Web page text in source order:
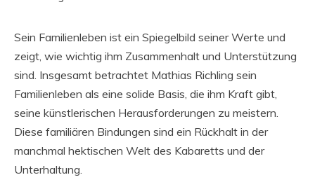
Sein Familienleben ist ein Spiegelbild seiner Werte und
zeigt, wie wichtig ihm Zusammenhalt und Unterstützung
sind. Insgesamt betrachtet Mathias Richling sein
Familienleben als eine solide Basis, die ihm Kraft gibt,
seine künstlerischen Herausforderungen zu meistern.
Diese familiären Bindungen sind ein Rückhalt in der
manchmal hektischen Welt des Kabaretts und der
Unterhaltung.